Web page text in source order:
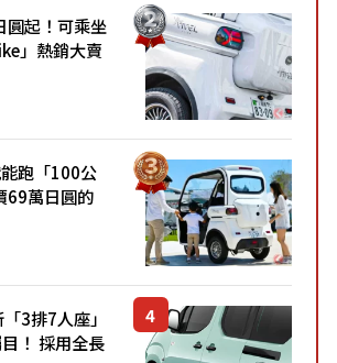
圓起！可乘坐
」熱銷大賣
養車成本真
跑「100公
69萬日圓的
受歡迎！ 順
3排7人座」
！ 採用全長